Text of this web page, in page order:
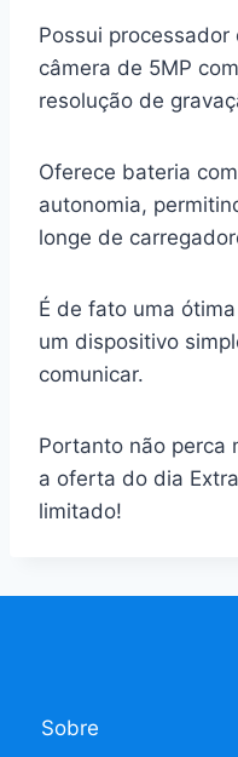
Possui
câmera de 5MP
resolução de
Oferece bateria
autonomia,
longe de
É de fato uma
um dispositivo
comunicar.
Portanto não perca
a oferta do dia
limitado!
Sobre